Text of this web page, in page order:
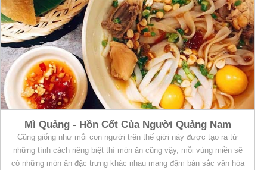
Mì Quảng - Hồn Cốt Của Người Quảng Nam
Cũng giống như mỗi con người trên thế giới này được tạo ra từ
những tính cách riêng biệt thì món ăn cũng vậy, mỗi vùng miền sẽ
có những món ăn đặc trưng khác nhau mang đậm bản sắc văn hóa